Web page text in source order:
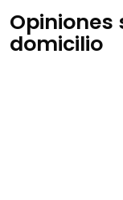
Opiniones
domicilio